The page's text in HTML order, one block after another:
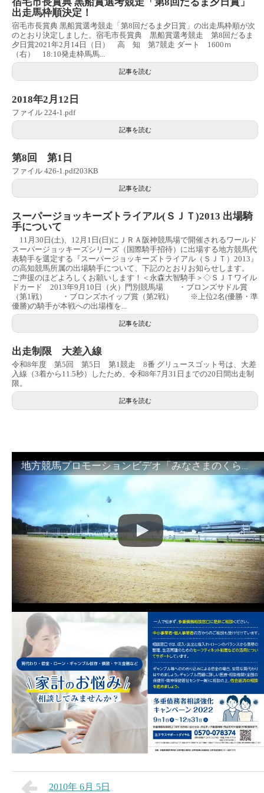
出走馬枠順決定！
宿毛市長賞典 黒船賞選考競走「第8回だるま夕日賞」の出走馬枠順が次
のとおり決定しました。宿毛市長賞典 黒船賞選考競走 第8回だるま
夕日賞2021年2月14日（日） 高 知 第7競走 ダート 1600ｍ
（右） 18:10発走枠馬馬...
記事を読む
2018年2月12日
ファイル 224-1.pdf
記事を読む
第8回 第1日
ファイル 426-1.pdf203KB
記事を読む
スーパージョッキーズトライアル(ＳＪＴ)2013 出場騎
手について
11月30日(土)、12月1日(日)にＪＲＡ阪神競馬場で開催されるワールド
スーパージョッキーズシリーズ（国際騎手招待）に出場する地方競馬代
表騎手を選定する『スーパージョッキーズトライアル（ＳＪＴ）2013』
の高知競馬所属の出場騎手について、下記のとおりお知らせします。
ご声援のほどよろしくお願いします！＜永森大智騎手＞◇ＳＪＴワイル
ドカード 2013年9月10日（火）門別競馬場 ・ブロンズサドル賞
（第1戦） ・ブロンズホイップ賞（第2戦） ※上位2名(優勝・準
優勝)の騎手が本戦への出場権を...
記事を読む
出走制限 大差入線
令和8年度 第5回 第5日 第1競走 8番 グリュースゴット号は、大差
入線（3着から11.5秒）したため、令和8年7月31日までの20日間出走制
限。
記事を読む
地方競馬プロモーションビデオ「みなさまのくらしのために」30秒篇｜NAR公式
2010年 6月 5日